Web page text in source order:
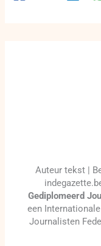
Auteur tekst |
Gediplomeerd
een
Journalisten